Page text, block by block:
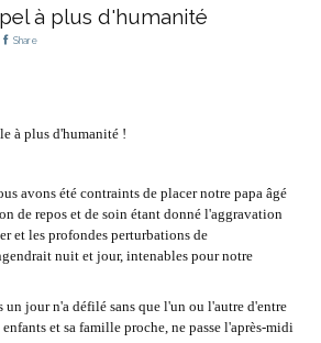
à plus d'humanité
Share
à plus d'humanité !
avons été contraints de placer notre papa âgé
de repos et de soin étant donné l'aggravation
et les profondes perturbations de
nuit et jour, intenables pour notre
un jour n'a défilé sans que l'un ou l'autre d'entre
et sa famille proche, ne passe l'après-midi